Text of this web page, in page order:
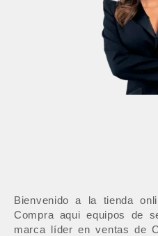
Bienvenido a la tienda
Compra aqui equipos de
marca líder en ventas de